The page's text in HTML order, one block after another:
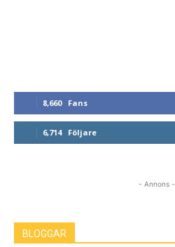
8,660 Fans
6,714 Följare
- Annons -
BLOGGAR